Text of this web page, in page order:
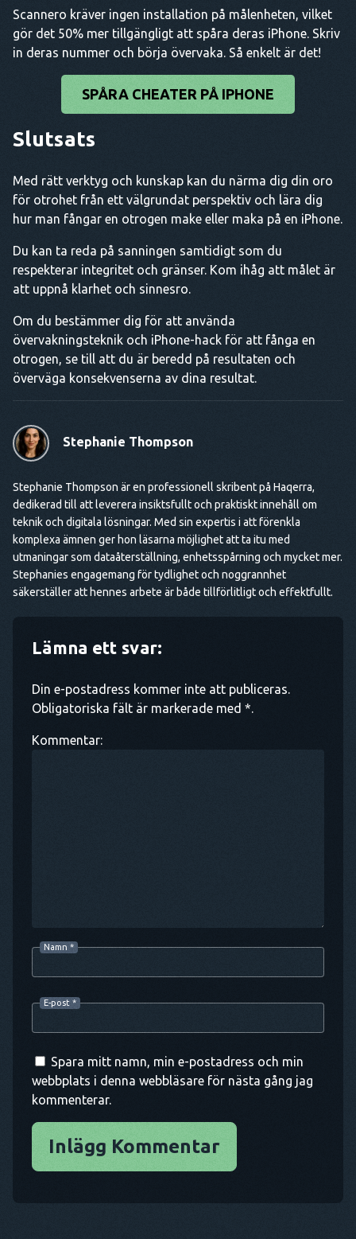
Scannero kräver ingen installation på målenheten, vilket
gör det 50% mer tillgängligt att spåra deras iPhone. Skriv
in deras nummer och börja övervaka. Så enkelt är det!
SPÅRA CHEATER PÅ IPHONE
Slutsats
Med rätt verktyg och kunskap kan du närma dig din oro
för otrohet från ett välgrundat perspektiv och lära dig
hur man fångar en otrogen make eller maka på en iPhone.
Du kan ta reda på sanningen samtidigt som du
respekterar integritet och gränser. Kom ihåg att målet är
att uppnå klarhet och sinnesro.
Om du bestämmer dig för att använda
övervakningsteknik och iPhone-hack för att fånga en
otrogen, se till att du är beredd på resultaten och
överväga konsekvenserna av dina resultat.
Stephanie Thompson
Stephanie Thompson är en professionell skribent på Haqerra,
dedikerad till att leverera insiktsfullt och praktiskt innehåll om
teknik och digitala lösningar. Med sin expertis i att förenkla
komplexa ämnen ger hon läsarna möjlighet att ta itu med
utmaningar som dataåterställning, enhetsspårning och mycket mer.
Stephanies engagemang för tydlighet och noggrannhet
säkerställer att hennes arbete är både tillförlitligt och effektfullt.
Lämna ett svar:
Din e-postadress kommer inte att publiceras.
Obligatoriska fält är markerade med *.
Kommentar:
Namn *
E-post *
Spara mitt namn, min e-postadress och min
webbplats i denna webbläsare för nästa gång jag
kommenterar.
Inlägg Kommentar